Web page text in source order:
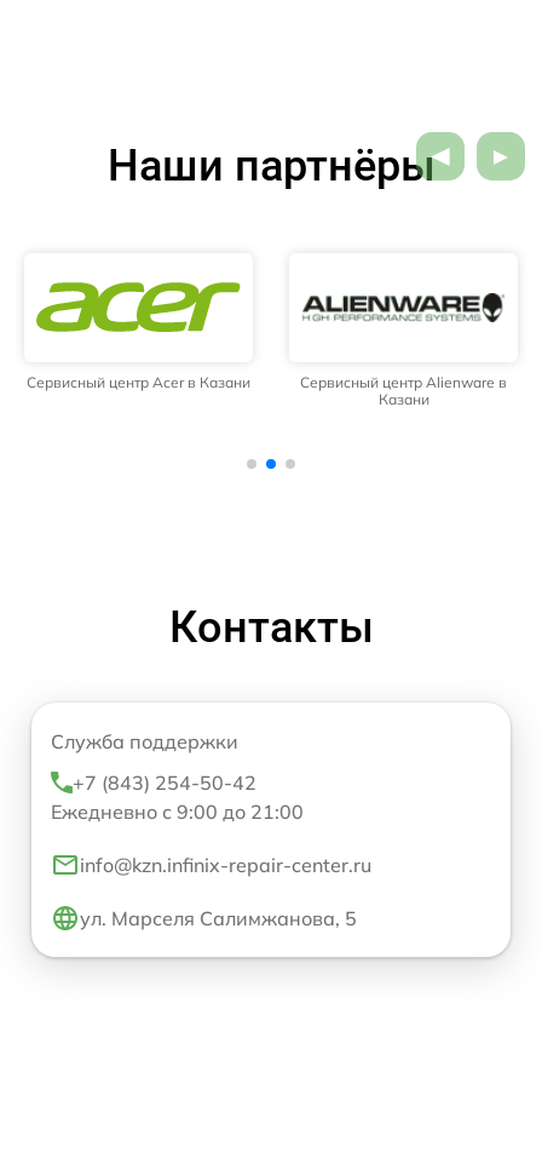
Наши партнёры
Сервисный центр Acer в Казани
Сервисный центр Alienware в
Казани
Контакты
Служба поддержки
+7 (843) 254-50-42
Ежедневно с 9:00 до 21:00
info@kzn.infinix-repair-center.ru
ул. Марселя Салимжанова, 5